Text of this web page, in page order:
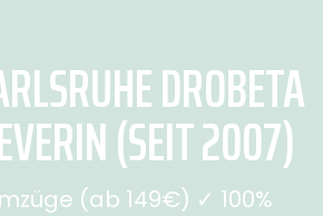
DROBETA
(SEIT 2007)
(ab 149€) ✓ 100%